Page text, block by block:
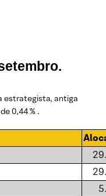
estrategista, antiga
0,44 % .